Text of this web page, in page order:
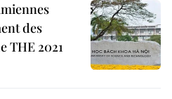
des
THE 2021